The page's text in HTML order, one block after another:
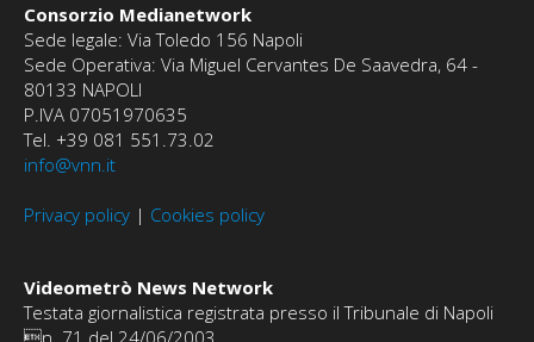
Consorzio Medianetwork
Sede legale: Via Toledo 156 Napoli
Sede Operativa: Via Miguel Cervantes De Saavedra, 64 -
80133 NAPOLI
P.IVA 07051970635
Tel. +39 081 551.73.02
info@vnn.it
Privacy policy | Cookies policy
Videometrò News Network
Testata giornalistica registrata presso il Tribunale di Napoli
n. 71 del 24/06/2003